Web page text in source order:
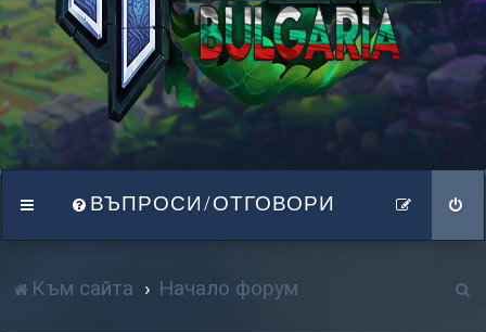
ВЪПРОСИ/ОТГОВОРИ
Към сайта Начало форум